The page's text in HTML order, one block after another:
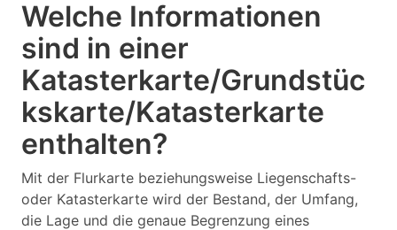
Welche Informationen
sind in einer
Katasterkarte/Grundstüc
kskarte/Katasterkarte
enthalten?
Mit der Flurkarte beziehungsweise Liegenschafts-
oder Katasterkarte wird der Bestand, der Umfang,
die Lage und die genaue Begrenzung eines